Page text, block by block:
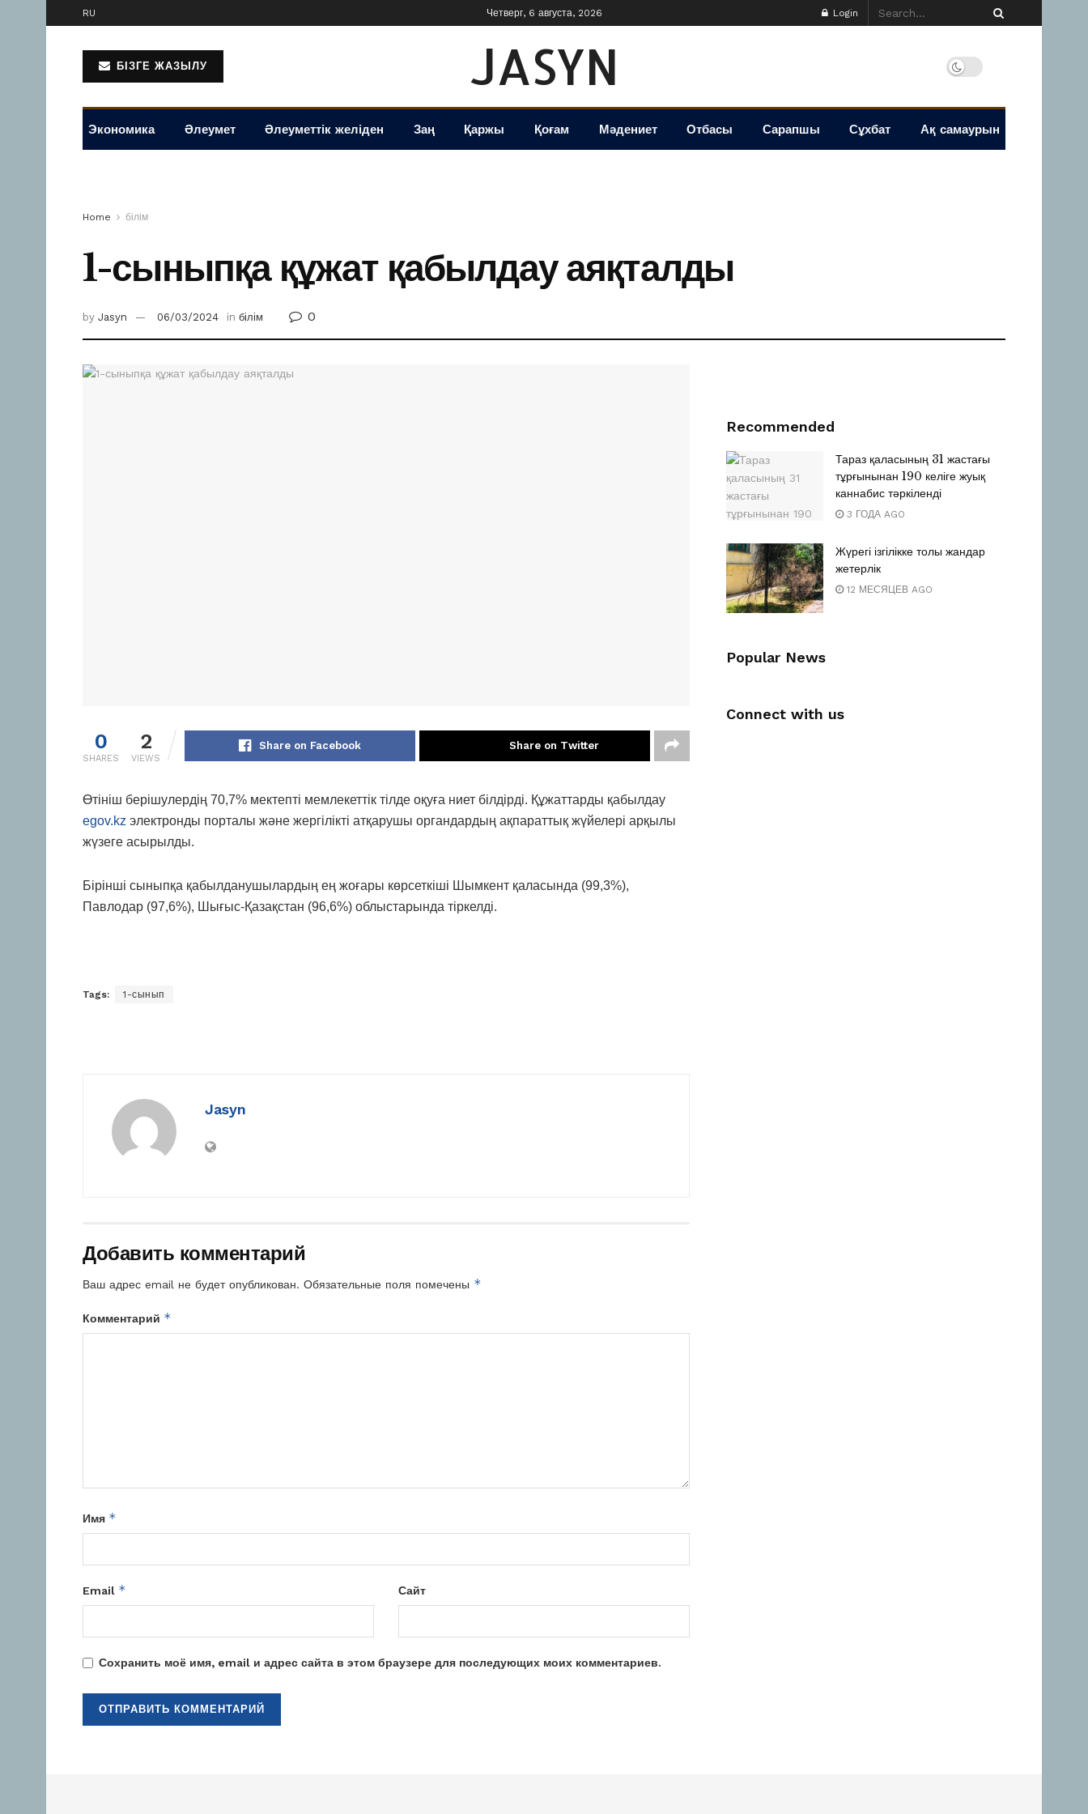
RU Четверг, 6 августа, 2026 Login
БІЗГЕ ЖАЗЫЛУ JASYN
Экономика Әлеумет Әлеуметтік желіден Заң Қаржы Қоғам Мәдениет Отбасы Сарапшы Сұхбат Ақ самаурын
Home білім
1-сыныпқа құжат қабылдау аяқталды
by Jasyn 06/03/2024 in білім 0
0
SHARES
2
VIEWS
Share on Facebook Share on Twitter
Өтініш берішулердің 70,7% мектепті мемлекеттік тілде оқуға ниет білдірді. Құжаттарды қабылдау
еgov.kz электронды порталы және жергілікті атқарушы органдардың ақпараттық жүйелері арқылы
жүзеге асырылды.
Бірінші сыныпқа қабылданушылардың ең жоғары көрсеткіші Шымкент қаласында (99,3%),
Павлодар (97,6%), Шығыс-Қазақстан (96,6%) облыстарында тіркелді.
Tags: 1-сынып
Jasyn
Добавить комментарий
Ваш адрес email не будет опубликован. Обязательные поля помечены *
Комментарий *
Имя *
Email * Сайт
Сохранить моё имя, email и адрес сайта в этом браузере для последующих моих комментариев.
Recommended
Тараз қаласының 31 жастағы
тұрғынынан 190 келіге жуық
каннабис тәркіленді
3 ГОДА AGO
Жүрегі ізгілікке толы жандар
жетерлік
12 МЕСЯЦЕВ AGO
Popular News
Connect with us